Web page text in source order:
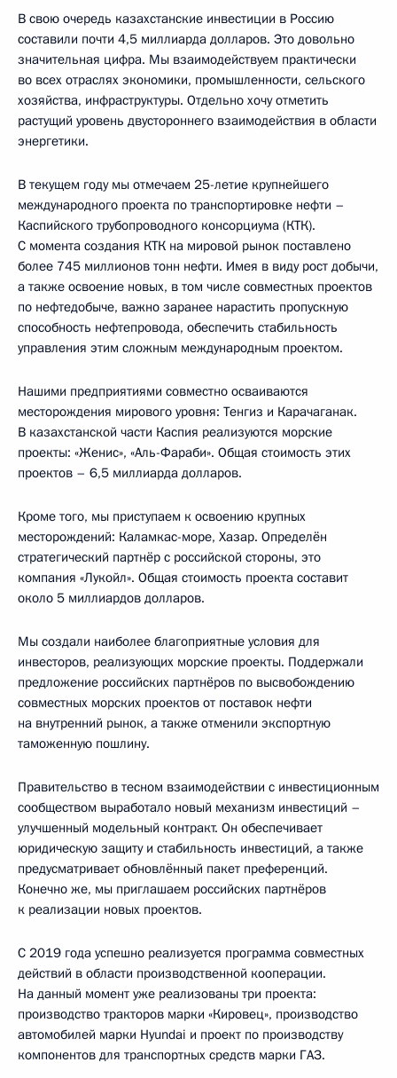
В свою очередь казахстанские инвестиции в Россию
составили почти 4,5 миллиарда долларов. Это довольно
значительная цифра. Мы взаимодействуем практически
во всех отраслях экономики, промышленности, сельского
хозяйства, инфраструктуры. Отдельно хочу отметить
растущий уровень двустороннего взаимодействия в области
энергетики.
В текущем году мы отмечаем 25-летие крупнейшего
международного проекта по транспортировке нефти –
Каспийского трубопроводного консорциума (КТК).
С момента создания КТК на мировой рынок поставлено
более 745 миллионов тонн нефти. Имея в виду рост добычи,
а также освоение новых, в том числе совместных проектов
по нефтедобыче, важно заранее нарастить пропускную
способность нефтепровода, обеспечить стабильность
управления этим сложным международным проектом.
Нашими предприятиями совместно осваиваются
месторождения мирового уровня: Тенгиз и Карачаганак.
В казахстанской части Каспия реализуются морские
проекты: «Женис», «Аль-Фараби». Общая стоимость этих
проектов – 6,5 миллиарда долларов.
Кроме того, мы приступаем к освоению крупных
месторождений: Каламкас-море, Хазар. Определён
стратегический партнёр с российской стороны, это
компания «Лукойл». Общая стоимость проекта составит
около 5 миллиардов долларов.
Мы создали наиболее благоприятные условия для
инвесторов, реализующих морские проекты. Поддержали
предложение российских партнёров по высвобождению
совместных морских проектов от поставок нефти
на внутренний рынок, а также отменили экспортную
таможенную пошлину.
Правительство в тесном взаимодействии с инвестиционным
сообществом выработало новый механизм инвестиций –
улучшенный модельный контракт. Он обеспечивает
юридическую защиту и стабильность инвестиций, а также
предусматривает обновлённый пакет преференций.
Конечно же, мы приглашаем российских партнёров
к реализации новых проектов.
С 2019 года успешно реализуется программа совместных
действий в области производственной кооперации.
На данный момент уже реализованы три проекта:
производство тракторов марки «Кировец», производство
автомобилей марки Hyundai и проект по производству
компонентов для транспортных средств марки ГАЗ.